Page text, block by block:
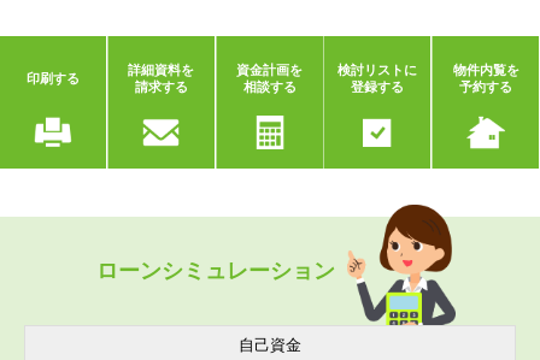
印刷する
詳細資料を
請求する
資金計画を
相談する
検討リストに
登録する
物件内覧を
予約する
ローンシミュレーション
自己資金